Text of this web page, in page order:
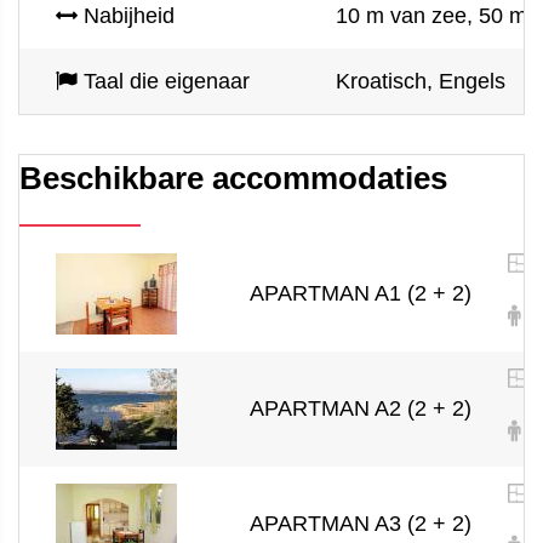
Nabijheid 10 m van zee, 50 m
Taal die eigenaar Kroatisch, Engels
Beschikbare accommodaties
APARTMAN A1 (2 + 2)
2
APARTMAN A2 (2 + 2)
2
APARTMAN A3 (2 + 2)